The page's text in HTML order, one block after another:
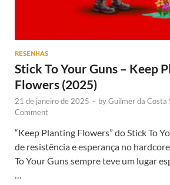
RESENHAS
Stick To Your Guns – Keep
Flowers (2025)
21 de janeiro de 2025 - byGuilmer da Costa
Comment
“Keep Planting Flowers” do Stick To
de resistência e esperança no
To Your Guns sempre teve um lugar
…